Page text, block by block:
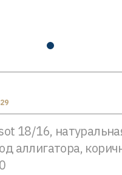
18/16,
аллигатора,